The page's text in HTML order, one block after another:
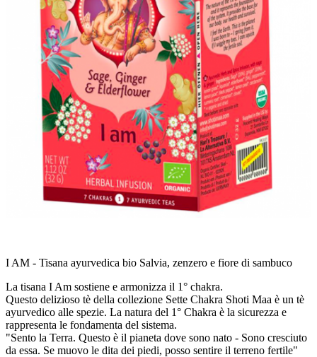
I AM - Tisana ayurvedica bio Salvia, zenzero e fiore di sambuco
La tisana I Am sostiene e armonizza il 1° chakra.
Questo delizioso tè della collezione Sette Chakra Shoti Maa è un tè
ayurvedico alle spezie. La natura del 1° Chakra è la sicurezza e
rappresenta le fondamenta del sistema.
"Sento la Terra. Questo è il pianeta dove sono nato - Sono cresciuto
da essa. Se muovo le dita dei piedi, posso sentire il terreno fertile"